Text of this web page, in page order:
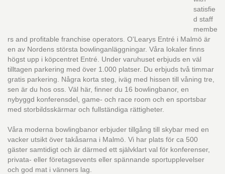
satisfie
d staff
membe
rs and profitable franchise operators. O'Learys Entré i Malmö är
en av Nordens största bowlinganläggningar. Våra lokaler finns
högst upp i köpcentret Entré. Under varuhuset erbjuds en väl
tilltagen parkering med över 1.000 platser. Du erbjuds två timmar
gratis parkering. Några korta steg, iväg med hissen till våning tre,
sen är du hos oss. Väl här, finner du 16 bowlingbanor, en
nybyggd konferensdel, game- och race room och en sportsbar
med storbildsskärmar och fullständiga rättigheter.
Våra moderna bowlingbanor erbjuder tillgång till skybar med en
vacker utsikt över takåsarna i Malmö. Vi har plats för ca 500
gäster samtidigt och är därmed ett självklart val för konferenser,
privata- eller företagsevents eller spännande sportupplevelser
och god mat i vänners lag.